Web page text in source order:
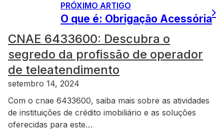
PRÓXIMO ARTIGO
O que é: Obrigação Acessória
CNAE 6433600: Descubra o
segredo da profissão de operador
de teleatendimento
setembro 14, 2024
Com o cnae 6433600, saiba mais sobre as atividades
de instituições de crédito imobiliário e as soluções
oferecidas para este…